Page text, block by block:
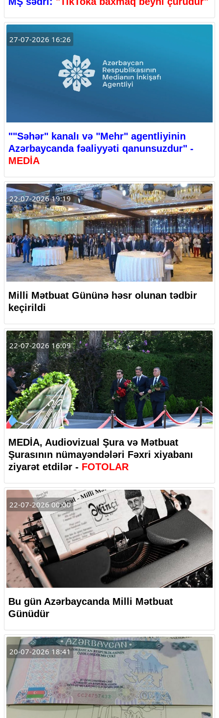
27-07-2026 16:26
""Səhər" kanalı və "Mehr" agentliyinin
Azərbaycanda fəaliyyəti qanunsuzdur" -
MEDİA
22-07-2026 19:19
Milli Mətbuat Gününə həsr olunan tədbir
keçirildi
22-07-2026 16:09
MEDİA, Audiovizual Şura və Mətbuat
Şurasının nümayəndələri Fəxri xiyabanı
ziyarət etdilər - FOTOLAR
22-07-2026 00:00
Bu gün Azərbaycanda Milli Mətbuat
Günüdür
20-07-2026 18:41